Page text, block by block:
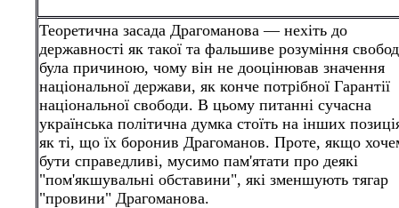
Теоретична засада Драгоманова — нехіть до
державності як такої та фальшиве розуміння
була причиною, чому він не дооцінював значення
національної держави, як конче потрібної Гарантії
національної свободи. В цьому питанні сучасна
українська політична думка стоїть на інших
як ті, що їх боронив Драгоманов. Проте, якщо
бути справедливі, мусимо пам'ятати про деякі
"пом'якшувальні обставини", які зменшують тягар
"провини" Драгоманова.